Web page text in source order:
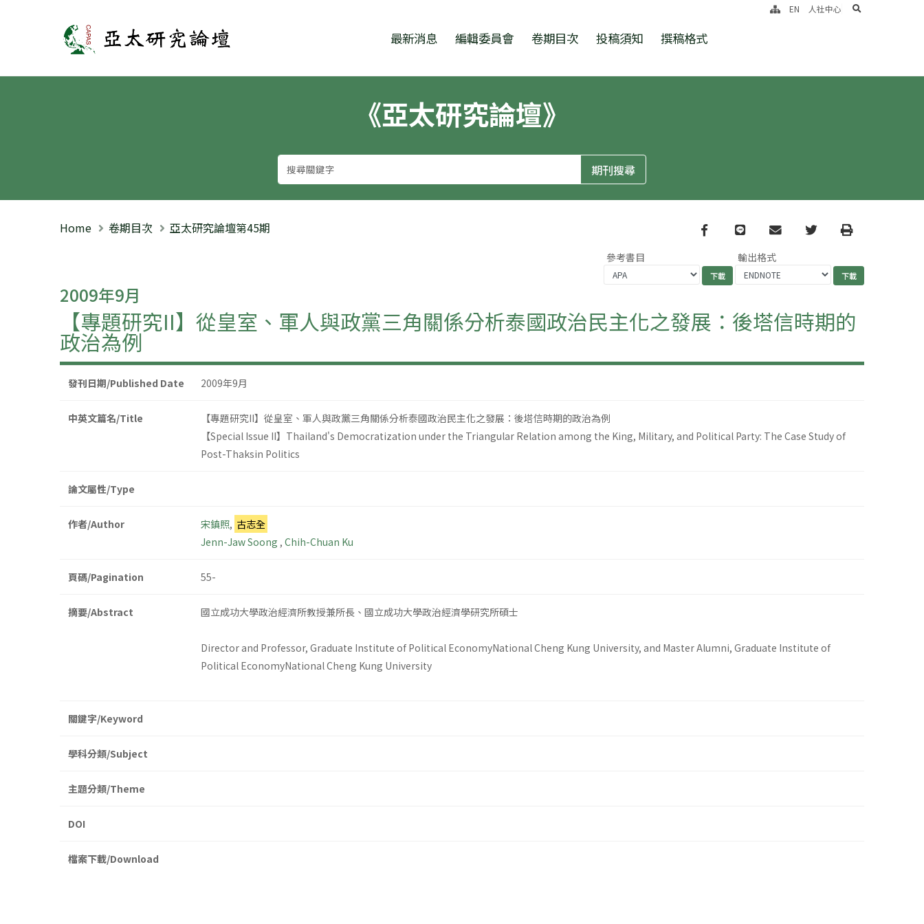
亞太研究論壇 最新消息 編輯委員會 卷期目次 投稿須知 撰稿格式
EN 人社中心 search
《亞太研究論壇》
Home 卷期目次 亞太研究論壇第45期 Facebook
line email TwitterPrint
參考書目 輸出格式
2009年9月
【專題研究II】從皇室、軍人與政黨三角關係分析泰國政治民主化之發展：後塔信時期的
政治為例
發刊日期/Published Date 2009年9月
中英文篇名/Title
【專題研究II】從皇室、軍人與政黨三角關係分析泰國政治民主化之發展：後塔信時期的政治為例
【Special Issue II】Thailand's Democratization under the Triangular Relation among the King, Military, and Political Party: The Case Study of
Post-Thaksin Politics
論文屬性/Type
作者/Author 宋鎮照, 古志全
Jenn-Jaw Soong , Chih-Chuan Ku
頁碼/Pagination 55-
摘要/Abstract 國立成功大學政治經濟所教授兼所長、國立成功大學政治經濟學研究所碩士
Director and Professor, Graduate Institute of Political EconomyNational Cheng Kung University, and Master Alumni, Graduate Institute of
Political EconomyNational Cheng Kung University
關鍵字/Keyword
學科分類/Subject
主題分類/Theme
DOI
檔案下載/Download